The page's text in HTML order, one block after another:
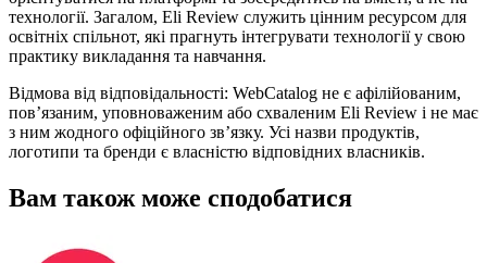
технології. Загалом, Eli Review служить цінним ресурсом для
освітніх спільнот, які прагнуть інтегрувати технології у свою
практику викладання та навчання.
Відмова від відповідальності: WebCatalog не є афілійованим,
пов’язаним, уповноваженим або схваленим Eli Review і не має
з ним жодного офіційного зв’язку. Усі назви продуктів,
логотипи та бренди є власністю відповідних власників.
Вам також може сподобатися